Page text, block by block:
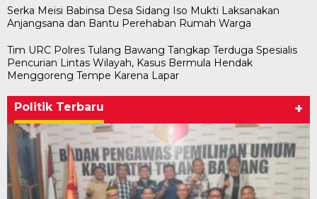
Serka Meisi Babinsa Desa Sidang Iso Mukti Laksanakan
Anjangsana dan Bantu Perehaban Rumah Warga
Tim URC Polres Tulang Bawang Tangkap Terduga Spesialis
Pencurian Lintas Wilayah, Kasus Bermula Hendak
Menggoreng Tempe Karena Lapar
Politik Terbaru +